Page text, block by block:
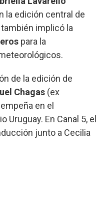
la edición central de
implicó la
para la
de la edición de
Chagas (ex
en el
Uruguay. En Canal 5, el
junto a Cecilia